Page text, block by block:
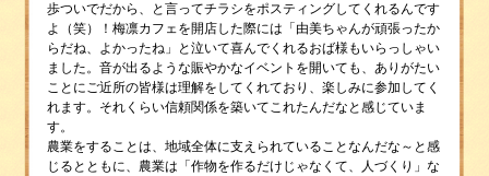
歩ついでだから、と言ってチラシをポスティングしてくれるんです
よ（笑）！梅凛カフェを開店した際には「由美ちゃんが頑張ったか
らだね、よかったね」と泣いて喜んでくれるおば様もいらっしゃい
ました。音が出るような賑やかなイベントを開いても、ありがたい
ことにご近所の皆様は理解をしてくれており、楽しみに参加してく
れます。それくらい信頼関係を築いてこれたんだなと感じていま
す。
農業をすることは、地域全体に支えられていることなんだな～と感
じるとともに、農業は「作物を作るだけじゃなくて、人づくり」な